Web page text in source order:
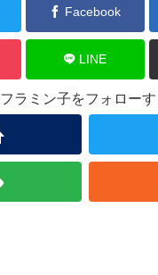
Facebook
LINE
フラミン子をフォローす